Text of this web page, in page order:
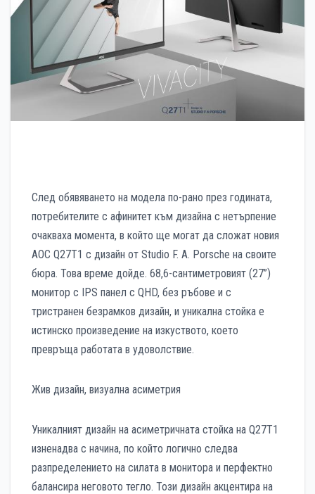
След обявяването на модела по-рано през годината,
потребителите с афинитет към дизайна с нетърпение
очакваха момента, в който ще могат да сложат новия
AOC Q27T1 с дизайн от Studio F. A. Porsche на своите
бюра. Това време дойде. 68,6-сантиметровият (27”)
монитор с IPS панел с QHD, без ръбове и с
тристранен безрамков дизайн, и уникална стойка е
истинско произведение на изкуството, което
превръща работата в удоволствие.
Жив дизайн, визуална асиметрия
Уникалният дизайн на асиметричната стойка на Q27T1
изненадва с начина, по който логично следва
разпределението на силата в монитора и перфектно
балансира неговото тегло. Този дизайн акцентира на